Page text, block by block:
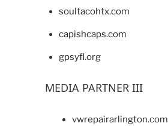
soultacohtx.com
capishcaps.com
gpsyfl.org
MEDIA PARTNER III
vwrepairarlington.com